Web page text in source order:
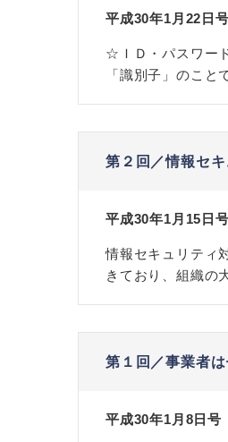
平成30年1月22日号
☆ＩＤ・パスワー
「識別子」のこと
第２回／情報セ
平成30年1月15日号
情報セキュリティ
きており、組織の
第１回／事業者
平成30年1月8日号